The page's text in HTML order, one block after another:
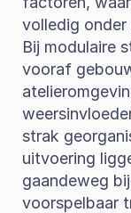
volledig
Bij modulaire
vooraf
strak
uitvoering
gaandeweg
voorspelbaar